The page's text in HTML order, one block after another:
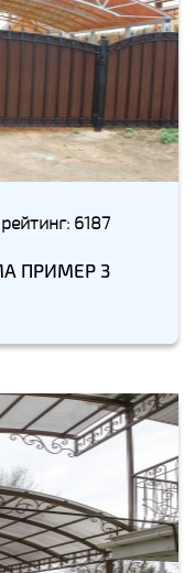
рейтинг: 6187
ПРИМЕР 3